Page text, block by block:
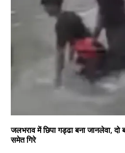
जलभराव में छिपा गड्ढा बना जानलेवा, दो
समेत गिरे